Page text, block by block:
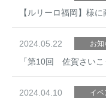
【ルリーロ福岡】様
2024.05.22 お知
「第10回 佐賀さいこ
2024.04.10 イベ